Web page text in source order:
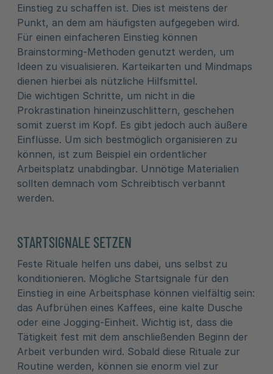
Einstieg zu schaffen ist. Dies ist meistens der
Punkt, an dem am häufigsten aufgegeben wird.
Für einen einfacheren Einstieg können
Brainstorming-Methoden genutzt werden, um
Ideen zu visualisieren. Karteikarten und Mindmaps
dienen hierbei als nützliche Hilfsmittel.
Die wichtigen Schritte, um nicht in die
Prokrastination hineinzuschlittern, geschehen
somit zuerst im Kopf. Es gibt jedoch auch äußere
Einflüsse. Um sich bestmöglich organisieren zu
können, ist zum Beispiel ein ordentlicher
Arbeitsplatz unabdingbar. Unnötige Materialien
sollten demnach vom Schreibtisch verbannt
werden.
STARTSIGNALE SETZEN
Feste Rituale helfen uns dabei, uns selbst zu
konditionieren. Mögliche Startsignale für den
Einstieg in eine Arbeitsphase können vielfältig sein:
das Aufbrühen eines Kaffees, eine kalte Dusche
oder eine Jogging-Einheit. Wichtig ist, dass die
Tätigkeit fest mit dem anschließenden Beginn der
Arbeit verbunden wird. Sobald diese Rituale zur
Routine werden, können sie enorm viel zur